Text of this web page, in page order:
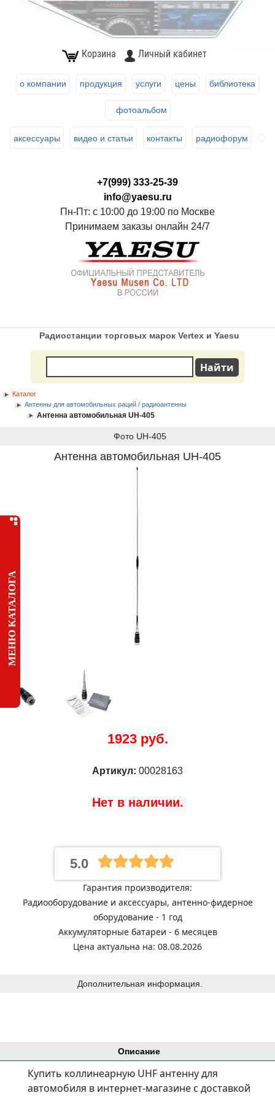
МЕНЮ КАТАЛОГА
Корзина Личный кабинет
о компании продукция услуги цены библиотека
фотоальбом
аксессуары видео и статьи контакты радиофорум
+7(999) 333-25-39
info@yaesu.ru
Пн-Пт: с 10:00 до 19:00 по Москве
Принимаем заказы онлайн 24/7
Радиостанции торговых марок Vertex и Yaesu
Описание
Купить коллинеарную UHF антенну для
автомобиля в интернет-магазине с доставкой
Каталог
Антенны для автомобильных раций / радиоантенны
Антенна автомобильная UH-405
Фото UH-405
Антенна автомобильная UH-405
1923 руб.
Артикул: 00028163
Нет в наличии.
5.0
Гарантия производителя:
Радиооборудование и аксессуары, антенно-фидерное
оборудование - 1 год
Аккумуляторные батареи - 6 месяцев
Цена актуальна на: 08.08.2026
Дополнительная информация.